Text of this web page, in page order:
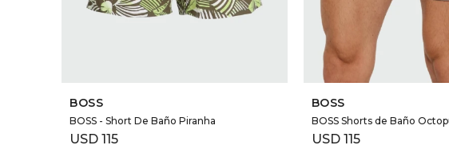
BOSS
BOSS - Short De Baño Piranha
USD 115
SELECCIONAR
BOSS
BOSS Shorts de Baño
USD 115